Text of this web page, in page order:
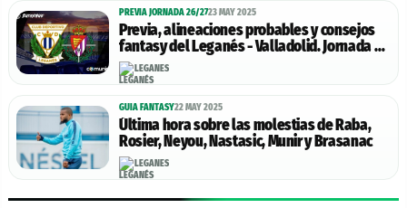
PREVIA JORNADA 26/2723 MAY 2025
Previa, alineaciones probables y consejos
fantasy del Leganés - Valladolid. Jornada 38
de LaLiga.
LEGANÉS
GUIA FANTASY22 MAY 2025
Última hora sobre las molestias de Raba,
Rosier, Neyou, Nastasic, Munir y Brasanac
LEGANÉS